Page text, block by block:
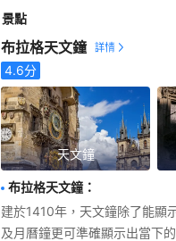
景點
布拉格天文鐘
4.6分
天文鐘
布拉格天文鐘 ：
建於1410年，天文鐘除了能顯
及月曆鐘更可準確顯示出當下